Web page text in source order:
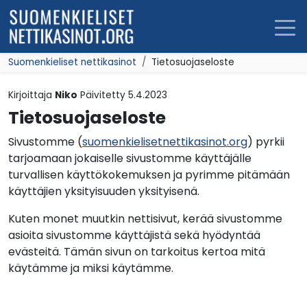
Siirry sisältöön
Suomenkieliset nettikasinot Tietosuojaseloste
Kirjoittaja Niko Päivitetty 5.4.2023
Tietosuojaseloste
Sivustomme (suomenkielisetnettikasinot.org) pyrkii
tarjoamaan jokaiselle sivustomme käyttäjälle
turvallisen käyttökokemuksen ja pyrimme pitämään
käyttäjien yksityisuuden yksityisenä.
Kuten monet muutkin nettisivut, kerää sivustomme
asioita sivustomme käyttäjistä sekä hyödyntää
evästeitä. Tämän sivun on tarkoitus kertoa mitä
käytämme ja miksi käytämme.